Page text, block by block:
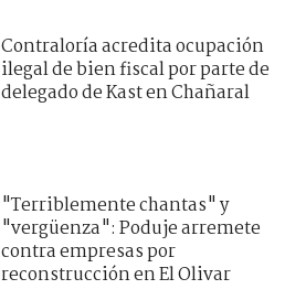
Contraloría acredita ocupación
ilegal de bien fiscal por parte de
delegado de Kast en Chañaral
"Terriblemente chantas" y
"vergüenza": Poduje arremete
contra empresas por
reconstrucción en El Olivar